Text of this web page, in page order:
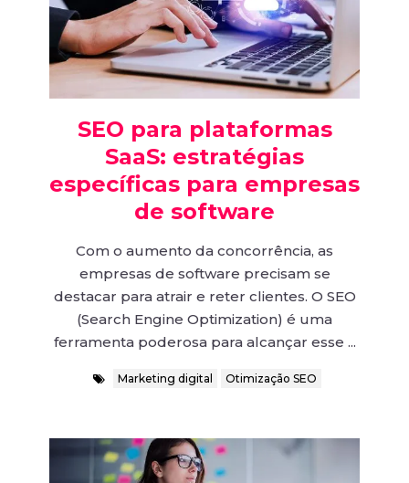
SEO para plataformas
SaaS: estratégias
específicas para empresas
de software
Com o aumento da concorrência, as
empresas de software precisam se
destacar para atrair e reter clientes. O SEO
(Search Engine Optimization) é uma
ferramenta poderosa para alcançar esse ...
Marketing digital Otimização SEO